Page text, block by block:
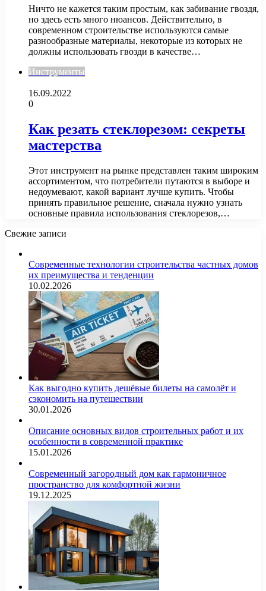
Ничто не кажется таким простым, как забивание гвоздя,
но здесь есть много нюансов. Действительно, в
современном строительстве используются самые
разнообразные материалы, некоторые из которых не
должны использовать гвозди в качестве…
Инструменты
16.09.2022
0
Как резать стеклорезом: секреты
мастерства
Этот инструмент на рынке представлен таким широким
ассортиментом, что потребители путаются в выборе и
недоумевают, какой вариант лучше купить. Чтобы
принять правильное решение, сначала нужно узнать
основные правила использования стеклорезов,…
Свежие записи
Современные технологии строительства частных домов
их преимущества и тенденции
10.02.2026
Как выгодно купить дешёвые билеты на самолёт и
сэкономить на путешествии
30.01.2026
Описание основных видов строительных работ и их
особенности в современной практике
15.01.2026
Современный загородный дом как гармоничное
пространство для комфортной жизни
19.12.2025